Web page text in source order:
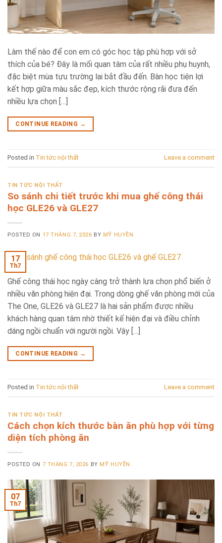
Làm thế nào để con em có góc học tập phù hợp với sở
thích của bé? Đây là mối quan tâm của rất nhiều phụ huynh,
đặc biệt mùa tựu trường lại bắt đầu đến. Bàn học tiện lợi
kết hợp giữa màu sắc đẹp, kích thước rộng rãi đưa đến
nhiều lựa chọn […]
CONTINUE READING →
Posted in Tin tức nội thất Leave a comment
TIN TỨC NỘI THẤT
So sánh chi tiết trước khi mua ghế công thái
học GLE26 và GLE27
POSTED ON 17 THÁNG 7, 2026 BY MỸ HUYỀN
17
Th7
Ghế công thái học ngày càng trở thành lựa chọn phổ biến ở
nhiều văn phòng hiện đại. Trong dòng ghế văn phòng mới của
The One, GLE26 và GLE27 là hai sản phẩm được nhiều
khách hàng quan tâm nhờ thiết kế hiện đại và điều chỉnh
dáng ngồi chuẩn với người ngồi. Vậy […]
CONTINUE READING →
Posted in Tin tức nội thất Leave a comment
TIN TỨC NỘI THẤT
Cách chọn kích thước bàn ăn phù hợp với từng
diện tích phòng ăn
POSTED ON 7 THÁNG 7, 2026 BY MỸ HUYỀN
07
Th7